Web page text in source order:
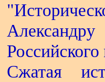
Российского
Сжатая